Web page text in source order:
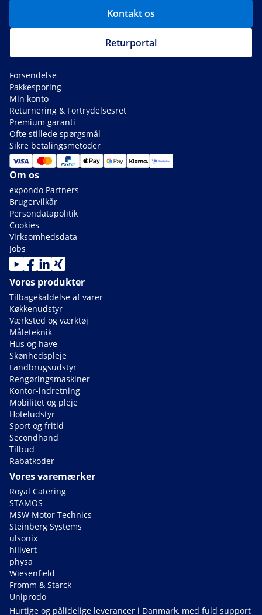
Kontakt os
Returportal
Forsendelse
Pakkesporing
Min konto
Returnering & Fortrydelsesret
Premium garanti
Ofte stillede spørgsmål
Sikre betalingsmetoder
Om os
expondo Partners
Brugervilkår
Persondatapolitik
Cookies
Virksomhedsdata
Jobs
Vores produkter
Tilbagekaldelse af varer
Køkkenudstyr
Værksted og værktøj
Måleteknik
Hus og have
Skønhedspleje
Landbrugsudstyr
Rengøringsmaskiner
Kontor-indretning
Mobilitet og pleje
Hoteludstyr
Sport og fritid
Secondhand
Tilbud
Rabatkoder
Vores varemærker
Royal Catering
STAMOS
MSW Motor Technics
Steinberg Systems
ulsonix
hillvert
physa
Wiesenfield
Fromm & Starck
Uniprodo
Hurtige og pålidelige leverancer i Danmark, med fuld support